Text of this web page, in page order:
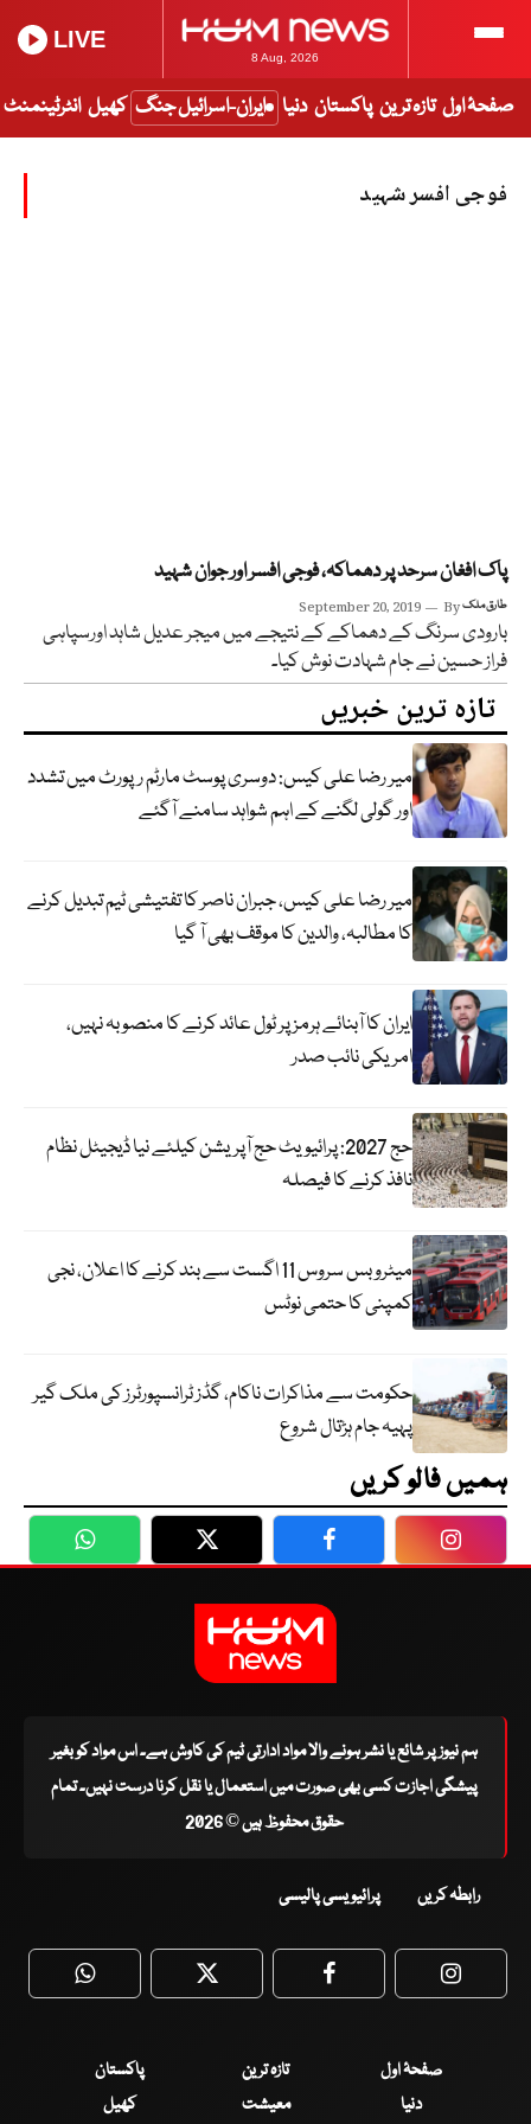
8 Aug, 2026
LIVE
صفحۂ اول تازہ ترین پاکستان دنیا ایران-اسرائیل جنگ کھیل انٹرٹینمنٹ
فوجی افسر شہید
پاک افغان سرحد پر دھماکہ، فوجی افسر اور جوان شہید
September 20, 2019 Byطارق ملک
بارودی سرنگ کے دھماکے کے نتیجے میں میجر عدیل شاہد اورسپاہی
فراز حسین نے جام شہادت نوش کیا۔
تازہ ترین خبریں
میر رضا علی کیس: دوسری پوسٹ مارٹم رپورٹ میں تشدد
اور گولی لگنے کے اہم شواہد سامنے آگئے
میر رضا علی کیس، جبران ناصر کا تفتیشی ٹیم تبدیل کرنے
کا مطالبہ، والدین کا موقف بھی آ گیا
ایران کا آبنائے ہرمز پر ٹول عائد کرنے کا منصوبہ نہیں،
امریکی نائب صدر
حج 2027: پرائیویٹ حج آپریشن کیلئے نیا ڈیجیٹل نظام
نافذ کرنے کا فیصلہ
میٹرو بس سروس 11 اگست سے بند کرنے کا اعلان، نجی
کمپنی کا حتمی نوٹس
حکومت سے مذاکرات ناکام، گڈز ٹرانسپورٹرز کی ملک گیر
پہیہ جام ہڑتال شروع
ہمیں فالو کریں
WhatsApp Twitter Facebook
ہم نیوز پر شائع یا نشر ہونے والا مواد ادارتی ٹیم کی کاوش ہے۔ اس مواد کو بغیر
پیشگی اجازت کسی بھی صورت میں استعمال یا نقل کرنا درست نہیں۔ تمام
حقوق محفوظ ہیں © 2026
رابطہ کریں پرائیویسی پالیسی
WhatsApp Twitter Facebook
صفحۂ اول تازہ ترین
پاکستان
دنیا
معیشت کھیل